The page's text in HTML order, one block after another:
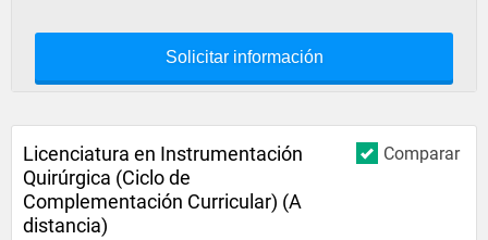
Solicitar información
Comparar
Licenciatura en Instrumentación
Quirúrgica (Ciclo de
Complementación Curricular) (A
distancia)